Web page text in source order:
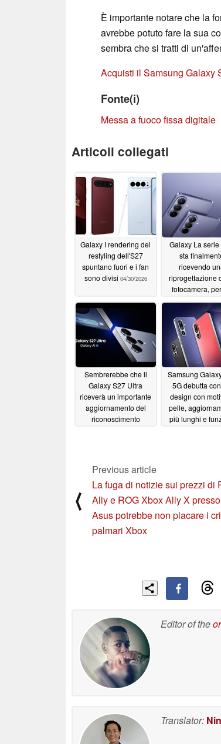
È importante notare che la
avrebbe potuto fare la sua
sembra che si tratti di
Acquisti il Samsung Galaxy
Fonte(i)
Messa a fuoco fissa digitale
Articoli collegati
Galaxy I rendering del
restyling dell'S27
spuntano fuori e i fan
sono divisi 04/30/2026
Galaxy La serie
sta
ricevendo
riprogettazione
fotocamera,
04/
Sembrerebbe che il
Galaxy S27 Ultra
riceverà un importante
aggiornamento del
riconoscimento
Samsung
5G debutta
design con
pelle,
più lunghi e
⟨
Previous article
La fuga di notizie sui prezzi di
Ally e ROG Xbox Ally X
Asus potrebbe non placare i
palmari Xbox
Editor of the
Translator: